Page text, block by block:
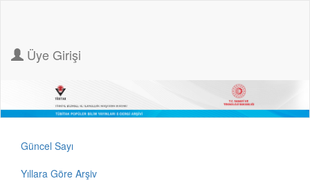
Üye Girişi
Güncel Sayı
Yıllara Göre Arşiv